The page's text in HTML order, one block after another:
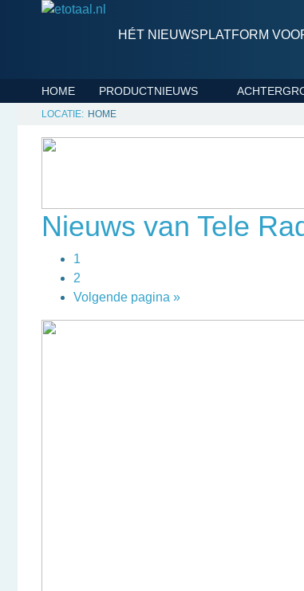
HÉT NIEUWSPLATFORM
HOME PRODUCTNIEUWS
HOME
Nieuws van Tele
1
2
Volgende pagina »